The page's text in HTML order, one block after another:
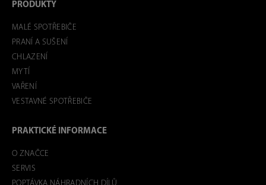
PRODUKTY
MALÉ SPOTŘEBIČE
PRANÍ A SUŠENÍ
CHLAZENÍ
MYTÍ
VAŘENÍ
VESTAVNÉ SPOTŘEBIČE
PRAKTICKÉ INFORMACE
O ZNAČCE
SERVIS